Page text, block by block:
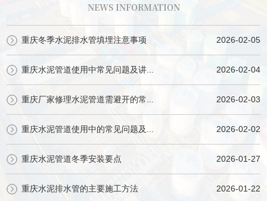
NEWS INFORMATION
重庆冬季水泥排水管填埋注意事项 2026-02-05
重庆水泥管道使用中常见问题及讲... 2026-02-04
重庆厂家修理水泥管道需避开的常... 2026-02-03
重庆水泥管道使用中的常见问题及... 2026-02-02
重庆水泥管道冬季安装要点 2026-01-27
重庆水泥排水管的主要施工方法 2026-01-22